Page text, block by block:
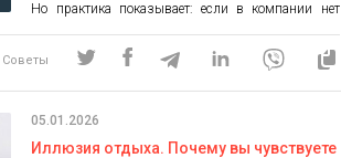
Но практика показывает: если в компании нет
самые строгие санкции не заставят людей
работать без ошибок. Ко мне обратился владелец
малого […]
Советы
05.01.2026
Иллюзия отдыха. Почему вы чувствуете